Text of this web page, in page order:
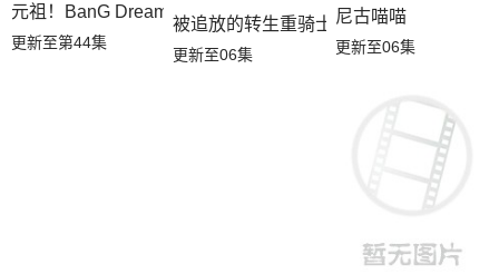
元祖！BanG Dream酱
更新至第44集
被追放的转生重骑士用游戏知识开无双
更新至06集
尼古喵喵
更新至06集